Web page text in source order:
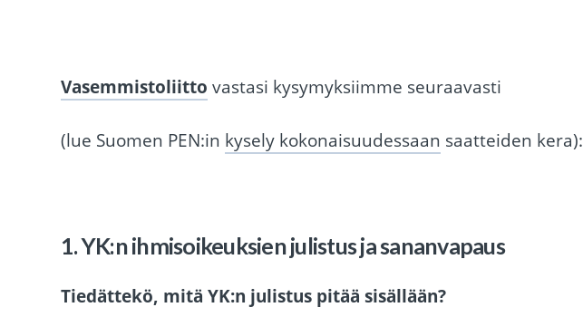
Vasemmistoliitto vastasi kysymyksiimme seuraavasti
(lue Suomen PEN:in kysely kokonaisuudessaan saatteiden kera):
1. YK:n ihmisoikeuksien julistus ja sananvapaus
Tiedättekö, mitä YK:n julistus pitää sisällään?